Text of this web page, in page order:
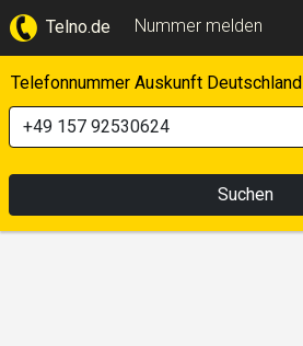
Telno.de Nummer melden
Telefonnummer Auskunft Deutschland
Suchen